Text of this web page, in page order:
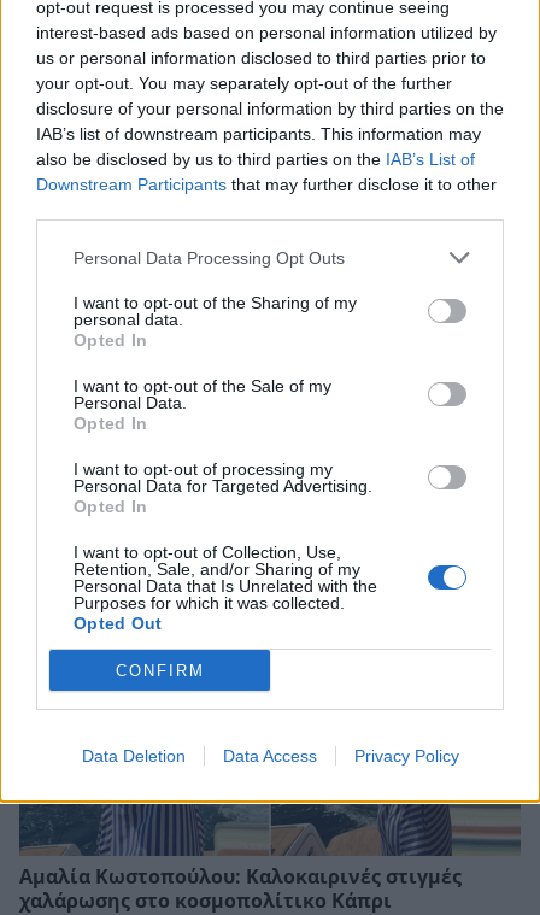
opt-out request is processed you may continue seeing
interest-based ads based on personal information utilized by
us or personal information disclosed to third parties prior to
your opt-out. You may separately opt-out of the further
disclosure of your personal information by third parties on the
IAB’s list of downstream participants. This information may
also be disclosed by us to third parties on the IAB’s List of
Downstream Participants that may further disclose it to other
Personal Data Processing Opt Outs
I want to opt-out of the Sharing of my
personal data.
Opted In
I want to opt-out of the Sale of my
Personal Data.
Opted In
I want to opt-out of processing my
Personal Data for Targeted Advertising.
Opted In
I want to opt-out of Collection, Use,
Retention, Sale, and/or Sharing of my
Personal Data that Is Unrelated with the
Purposes for which it was collected.
Opted Out
CONFIRM
Data Deletion Data Access Privacy Policy
Ανδρομάχη: Εντυπωσιάζει στην παραλία με το πιο
στυλάτο beach look
Light: Τρυφερό καλοκαιρινό στιγμιότυπο με την
Άννα Θεοδωρίδη και τον γιο τους
Αμαλία Κωστοπούλου: Καλοκαιρινές στιγμές
χαλάρωσης στο κοσμοπολίτικο Κάπρι